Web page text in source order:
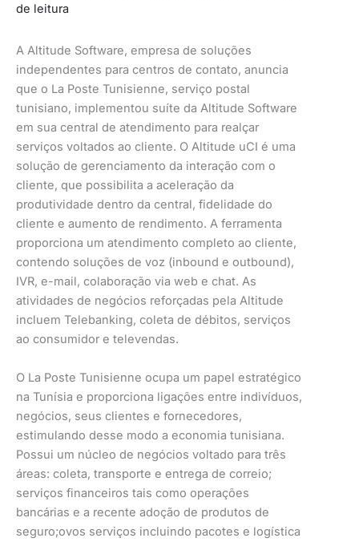
de leitura
A Altitude Software, empresa de soluções
independentes para centros de contato, anuncia
que o La Poste Tunisienne, serviço postal
tunisiano, implementou suíte da Altitude Software
em sua central de atendimento para realçar
serviços voltados ao cliente. O Altitude uCI é uma
solução de gerenciamento da interação com o
cliente, que possibilita a aceleração da
produtividade dentro da central, fidelidade do
cliente e aumento de rendimento. A ferramenta
proporciona um atendimento completo ao cliente,
contendo soluções de voz (inbound e outbound),
IVR, e-mail, colaboração via web e chat. As
atividades de negócios reforçadas pela Altitude
incluem Telebanking, coleta de débitos, serviços
ao consumidor e televendas.
O La Poste Tunisienne ocupa um papel estratégico
na Tunísia e proporciona ligações entre indivíduos,
negócios, seus clientes e fornecedores,
estimulando desse modo a economia tunisiana.
Possui um núcleo de negócios voltado para três
áreas: coleta, transporte e entrega de correio;
serviços financeiros tais como operações
bancárias e a recente adoção de produtos de
seguro;ovos serviços incluindo pacotes e logística